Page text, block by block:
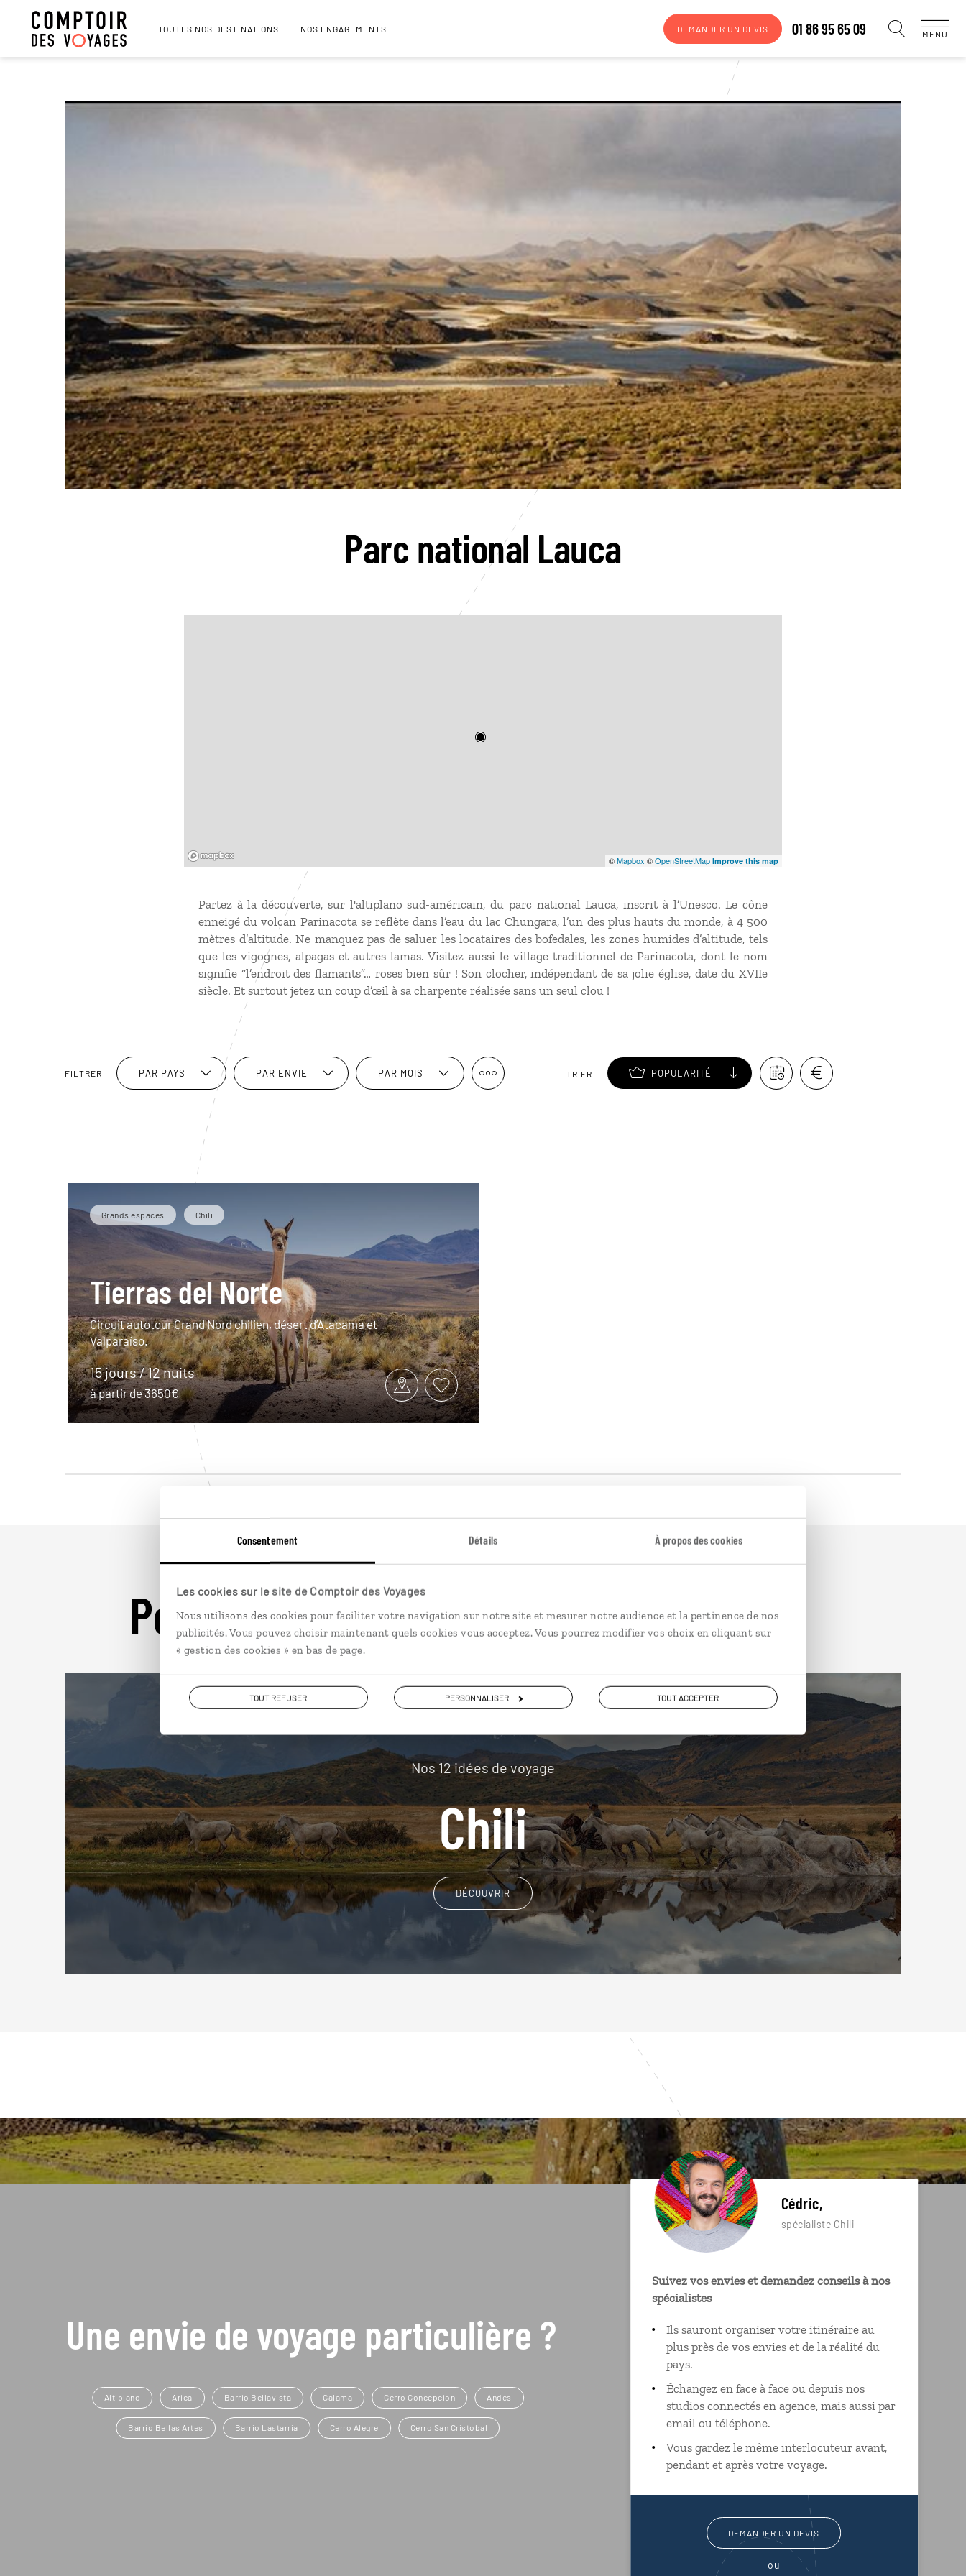
Consentement Détails À propos des cookies
Les cookies sur le site de Comptoir des Voyages
Nous utilisons des cookies pour faciliter votre navigation sur notre site et mesurer notre audience et la pertinence de nos
publicités. Vous pouvez choisir maintenant quels cookies vous acceptez. Vous pourrez modifier vos choix en cliquant sur
« gestion des cookies » en bas de page.
TOUT REFUSER PERSONNALISER TOUT ACCEPTER
TOUTES NOS DESTINATIONS NOS ENGAGEMENTS DEMANDER UN DEVIS 01 86 95 65 09 MENU
Parc national Lauca
©Mapbox ©OpenStreetMap Improve this map
Partez à la découverte, sur l'altiplano sud-américain, du parc national Lauca, inscrit à l’Unesco. Le cône
enneigé du volcan Parinacota se reflète dans l’eau du lac Chungara, l’un des plus hauts du monde, à 4 500
mètres d’altitude. Ne manquez pas de saluer les locataires des bofedales, les zones humides d’altitude, tels
que les vigognes, alpagas et autres lamas. Visitez aussi le village traditionnel de Parinacota, dont le nom
signifie “l’endroit des flamants”… roses bien sûr ! Son clocher, indépendant de sa jolie église, date du XVIIe
siècle. Et surtout jetez un coup d’œil à sa charpente réalisée sans un seul clou !
FILTRER PAR PAYS PAR ENVIE PAR MOIS TRIER POPULARITÉ
Grands espaces Chili
Tierras del Norte
Circuit autotour Grand Nord chilien, désert d’Atacama et
Valparaíso.
15 jours / 12 nuits
à partir de 3650€
Pour aller plus loin
Nos 12 idées de voyage
Chili
DÉCOUVRIR
Une envie de voyage particulière ?
Altiplano Arica Barrio Bellavista Calama Cerro Concepcion Andes
Barrio Bellas Artes Barrio Lastarria Cerro Alegre Cerro San Cristobal
Cédric,
spécialiste Chili
Suivez vos envies et demandez conseils à nos
spécialistes
Ils sauront organiser votre itinéraire au
plus près de vos envies et de la réalité du
pays.
Échangez en face à face ou depuis nos
studios connectés en agence, mais aussi par
email ou téléphone.
Vous gardez le même interlocuteur avant,
pendant et après votre voyage.
DEMANDER UN DEVIS
ou